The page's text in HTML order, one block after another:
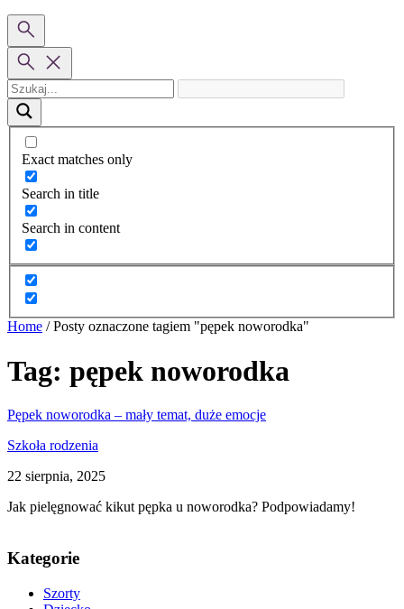
Exact matches only
Search in title
Search in content
Home / Posty oznaczone tagiem "pępek noworodka"
Tag: pępek noworodka
Pępek noworodka – mały temat, duże emocje
Szkoła rodzenia
22 sierpnia, 2025
Jak pielęgnować kikut pępka u noworodka? Podpowiadamy!
Kategorie
Szorty